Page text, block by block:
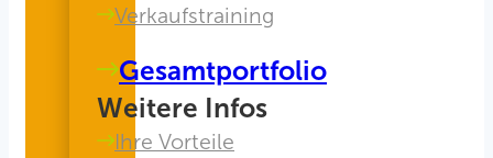
Verkaufstraining
Gesamtportfolio
Weitere Infos
Ihre Vorteile